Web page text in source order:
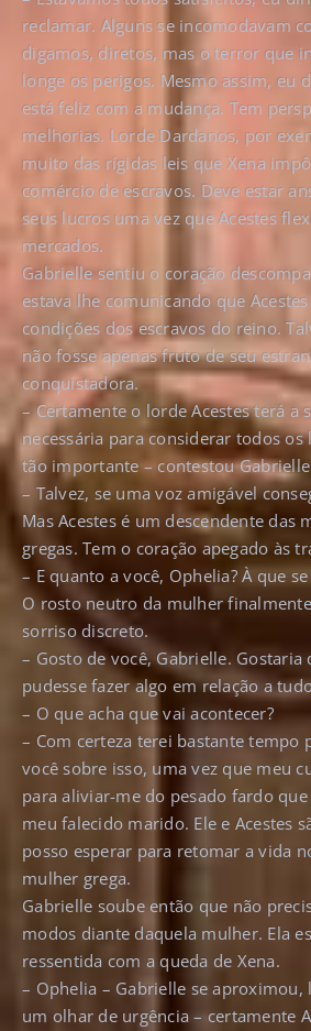
reclamar. Alguns se incomodavam
digamos, diretos, mas o terror que
longe os perigos. Mesmo assim, eu
está feliz com a mudança. Tem
melhorias. Lorde Dardanos, por
muito das rígidas leis que Xena
comércio de escravos. Deve estar
seus lucros uma vez que Acestes
mercados.
Gabrielle sentiu o coração
estava lhe comunicando que
condições dos escravos do reino.
não fosse apenas fruto de seu
conquistadora.
– Certamente o lorde Acestes terá a
necessária para considerar todos os
tão importante – contestou
– Talvez, se uma voz amigável
Mas Acestes é um descendente das
gregas. Tem o coração apegado às
– E quanto a você, Ophelia? À que
O rosto neutro da mulher
sorriso discreto.
– Gosto de você, Gabrielle. Gostaria
pudesse fazer algo em relação a
– O que acha que vai acontecer?
– Com certeza terei bastante tempo
você sobre isso, uma vez que meu
para aliviar-me do pesado fardo
meu falecido marido. Ele e Acestes
posso esperar para retomar a vida
mulher grega.
Gabrielle soube então que não
modos diante daquela mulher. Ela
ressentida com a queda de Xena.
– Ophelia – Gabrielle se aproximou,
um olhar de urgência – certamente